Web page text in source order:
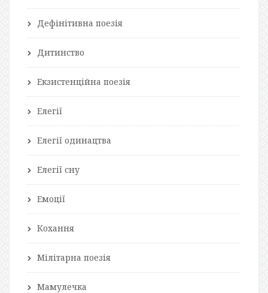
Дефінітивна поезія
Дитинство
Екзистенційна поезія
Елегії
Елегії одинацтва
Елегії сну
Емоції
Кохання
Мілітарна поезія
Мамулечка